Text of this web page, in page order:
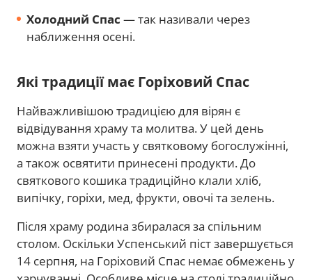
Холодний Спас — так називали через
наближення осені.
Які традиції має Горіховий Спас
Найважливішою традицією для вірян є
відвідування храму та молитва. У цей день
можна взяти участь у святковому богослужінні,
а також освятити принесені продукти. До
святкового кошика традиційно клали хліб,
випічку, горіхи, мед, фрукти, овочі та зелень.
Після храму родина збиралася за спільним
столом. Оскільки Успенський піст завершується
14 серпня, на Горіховий Спас немає обмежень у